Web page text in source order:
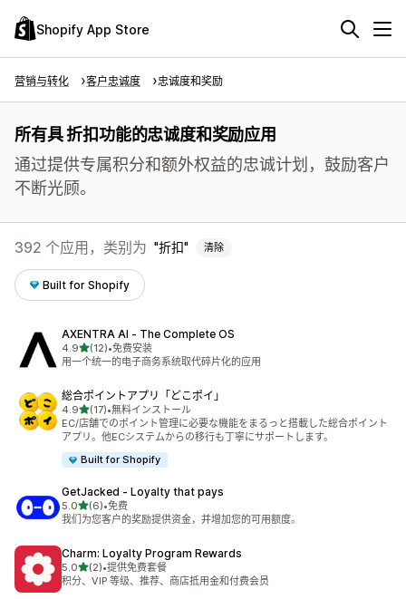
Shopify App Store
营销与转化 客户忠诚度 忠诚度和奖励
所有具 折扣功能的忠诚度和奖励应用
通过提供专属积分和额外权益的忠诚计划，鼓励客户
不断光顾。
392 个应用，类别为 折扣 清除
Built for Shopify
AXENTRA AI ‑ The Complete OS
4.9星（满分 5 星）
(12)
总共 12 条评论
•免费安装
用一个统一的电子商务系统取代碎片化的应用
総合ポイントアプリ「どこポイ」
4.9星（满分 5 星）
(17)
总共 17 条评论
•無料インストール
EC/店舗でのポイント管理に必要な機能をまるっと搭載した総合ポイント
アプリ。他ECシステムからの移行も丁寧にサポートします。
Built for Shopify
GetJacked ‑ Loyalty that pays
5.0星（满分 5 星）
(6)
总共 6 条评论
•免费
我们为您客户的奖励提供资金，并增加您的可用额度。
Charm: Loyalty Program Rewards
5.0星（满分 5 星）
(2)
总共 2 条评论
•提供免费套餐
积分、VIP 等级、推荐、商店抵用金和付费会员